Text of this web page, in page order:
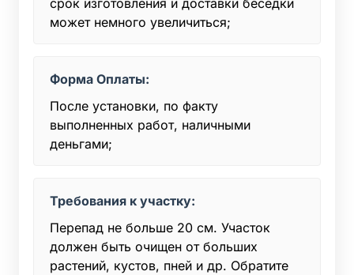
может немного увеличиться;
Форма Оплаты:
После установки, по факту
выполненных работ, наличными
деньгами;
Требования к участку:
Перепад не больше 20 см. Участок
должен быть очищен от больших
растений, кустов, пней и др. Обратите